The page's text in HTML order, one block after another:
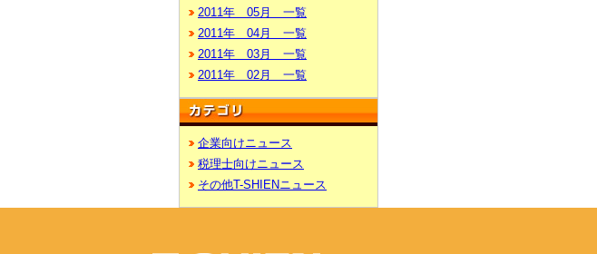
2011年 05月 一覧
2011年 04月 一覧
2011年 03月 一覧
2011年 02月 一覧
企業向けニュース
税理士向けニュース
その他T-SHIENニュース